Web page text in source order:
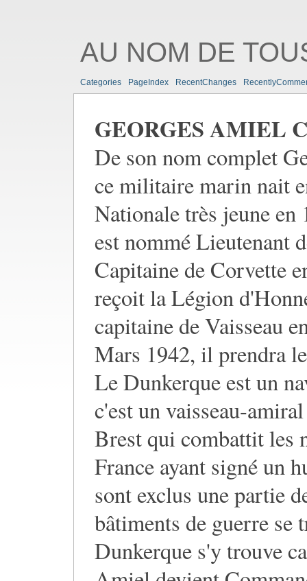
AU NOM DE
Categories PageIndex RecentChanges
GEORGES AMIEL
De son nom complet
ce militaire marin nait
Nationale très jeune en
est nommé Lieutenant
Capitaine de Corvette
reçoit la Légion
capitaine de Vaisseau
Mars 1942, il prendra
Le Dunkerque est un
c'est un vaisseau-
Brest qui combattit les
France ayant signé un
sont exclus une partie
bâtiments de guerre se
Dunkerque s'y trouve